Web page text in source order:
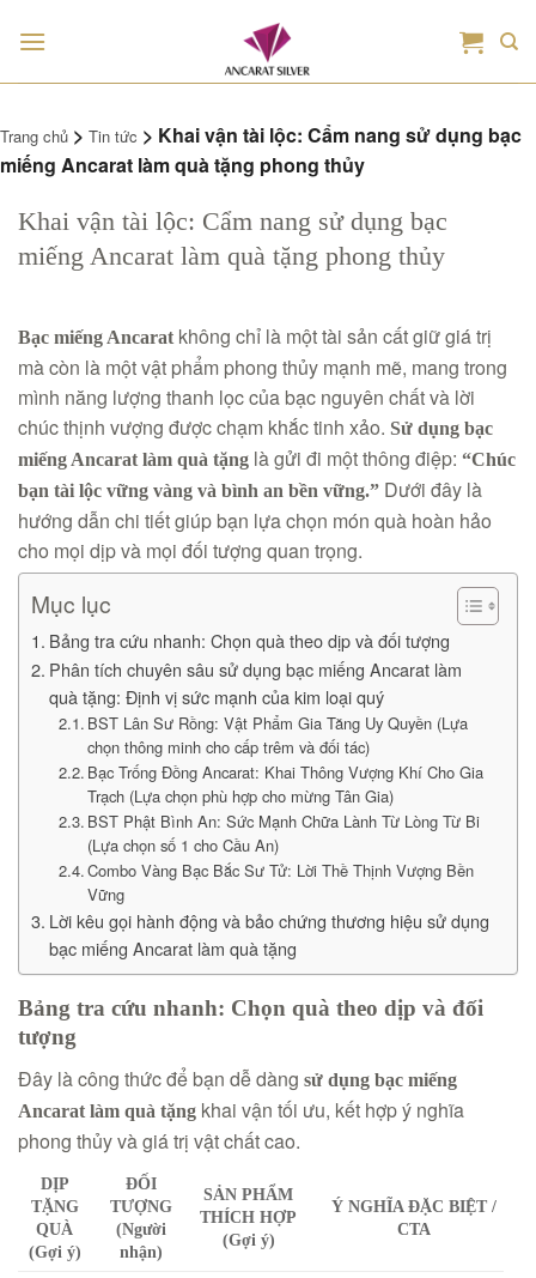
qua
Trang chủ > Tin tức > Khai vận tài lộc: Cẩm nang sử dụng bạc
miếng Ancarat làm quà tặng phong thủy
Khai vận tài lộc: Cẩm nang sử dụng bạc
miếng Ancarat làm quà tặng phong thủy
Bạc miếng Ancaratkhông chỉ là một tài sản cất giữ giá trị
mà còn là một vật phẩm phong thủy mạnh mẽ, mang trong
mình năng lượng thanh lọc của bạc nguyên chất và lời
chúc thịnh vượng được chạm khắc tinh xảo. Sử dụng bạc
miếng Ancarat làm quà tặng là gửi đi một thông điệp: “Chúc
bạn tài lộc vững vàng và bình an bền vững.” Dưới đây là
hướng dẫn chi tiết giúp bạn lựa chọn món quà hoàn hảo
cho mọi dịp và mọi đối tượng quan trọng.
Mục lục
Bảng tra cứu nhanh: Chọn quà theo dịp và đối tượng
Phân tích chuyên sâu sử dụng bạc miếng Ancarat làm
quà tặng: Định vị sức mạnh của kim loại quý
BST Lân Sư Rồng: Vật Phẩm Gia Tăng Uy Quyền (Lựa
chọn thông minh cho cấp trêm và đối tác)
Bạc Trống Đồng Ancarat: Khai Thông Vượng Khí Cho Gia
Trạch (Lựa chọn phù hợp cho mừng Tân Gia)
BST Phật Bình An: Sức Mạnh Chữa Lành Từ Lòng Từ Bi
(Lựa chọn số 1 cho Cầu An)
Combo Vàng Bạc Bắc Sư Tử: Lời Thề Thịnh Vượng Bền
Vững
Lời kêu gọi hành động và bảo chứng thương hiệu sử dụng
bạc miếng Ancarat làm quà tặng
Bảng tra cứu nhanh: Chọn quà theo dịp và đối
tượng
Đây là công thức để bạn dễ dàng sử dụng bạc miếng
Ancarat làm quà tặng khai vận tối ưu, kết hợp ý nghĩa
phong thủy và giá trị vật chất cao.
DỊP
TẶNG
QUÀ
(Gợi ý)
ĐỐI
TƯỢNG
(Người
nhận)
SẢN PHẨM
THÍCH HỢP
(Gợi ý)
Ý NGHĨA ĐẶC BIỆT /
CTA